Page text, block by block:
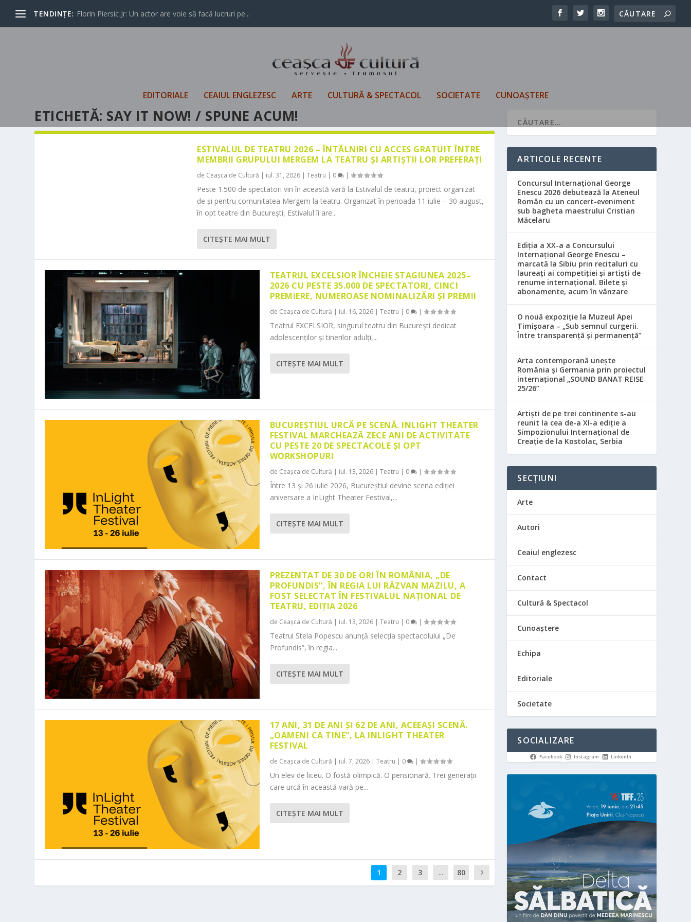
TENDINȚE: Florin Piersic Jr: Un actor are voie să facă lucruri pe...
EDITORIALE CEAIUL ENGLEZESC ARTE CULTURĂ & SPECTACOL SOCIETATE CUNOAȘTERE
ETICHETĂ: SAY IT NOW! / SPUNE ACUM!
ESTIVALUL DE TEATRU 2026 – ÎNTÂLNIRI CU ACCES GRATUIT ÎNTRE
MEMBRII GRUPULUI MERGEM LA TEATRU ȘI ARTIȘTII LOR PREFERAȚI
de Ceașca de Cultură | iul. 31, 2026 |Teatru | 0 |
Peste 1.500 de spectatori vin în această vară la Estivalul de teatru, proiect organizat
de și pentru comunitatea Mergem la teatru. Organizat în perioada 11 iulie – 30 august,
în opt teatre din București, Estivalul îi are...
CITEŞTE MAI MULT
TEATRUL EXCELSIOR ÎNCHEIE STAGIUNEA 2025–
2026 CU PESTE 35.000 DE SPECTATORI, CINCI
PREMIERE, NUMEROASE NOMINALIZĂRI ȘI PREMII
de Ceașca de Cultură | iul. 16, 2026| Teatru | 0 |
Teatrul EXCELSIOR, singurul teatru din București dedicat
adolescenților și tinerilor adulți,...
CITEŞTE MAI MULT
BUCUREȘTIUL URCĂ PE SCENĂ. INLIGHT THEATER
FESTIVAL MARCHEAZĂ ZECE ANI DE ACTIVITATE
CU PESTE 20 DE SPECTACOLE ȘI OPT
WORKSHOPURI
de Ceașca de Cultură | iul. 13, 2026| Teatru | 0 |
Între 13 și 26 iulie 2026, Bucureștiul devine scena ediției
aniversare a InLight Theater Festival,...
CITEŞTE MAI MULT
PREZENTAT DE 30 DE ORI ÎN ROMÂNIA, „DE
PROFUNDIS”, ÎN REGIA LUI RĂZVAN MAZILU, A
FOST SELECTAT ÎN FESTIVALUL NAȚIONAL DE
TEATRU, EDIȚIA 2026
de Ceașca de Cultură | iul. 13, 2026| Teatru | 0 |
Teatrul Stela Popescu anunță selecția spectacolului „De
Profundis”, în regia...
CITEŞTE MAI MULT
17 ANI, 31 DE ANI ȘI 62 DE ANI, ACEEAȘI SCENĂ.
„OAMENI CA TINE”, LA INLIGHT THEATER
FESTIVAL
de Ceașca de Cultură | iul. 7, 2026| Teatru | 0 |
Un elev de liceu. O fostă olimpică. O pensionară. Trei generații
care urcă în această vară pe...
CITEŞTE MAI MULT
1 2 3 ... 80
ARTICOLE RECENTE
Concursul Internațional George
Enescu 2026 debutează la Ateneul
Român cu un concert-eveniment
sub bagheta maestrului Cristian
Măcelaru
Ediția a XX-a a Concursului
Internațional George Enescu –
marcată la Sibiu prin recitaluri cu
laureați ai competiției și artiști de
renume internațional. Bilete și
abonamente, acum în vânzare
O nouă expoziție la Muzeul Apei
Timișoara – „Sub semnul curgerii.
Între transparență și permanență”
Arta contemporană unește
România și Germania prin proiectul
internațional „SOUND BANAT REISE
25/26”
Artiști de pe trei continente s-au
reunit la cea de-a XI-a ediție a
Simpozionului Internațional de
Creație de la Kostolac, Serbia
SECȚIUNI
Arte
Autori
Ceaiul englezesc
Contact
Cultură & Spectacol
Cunoaștere
Echipa
Editoriale
Societate
SOCIALIZARE
Facebook Instagram LinkedIn